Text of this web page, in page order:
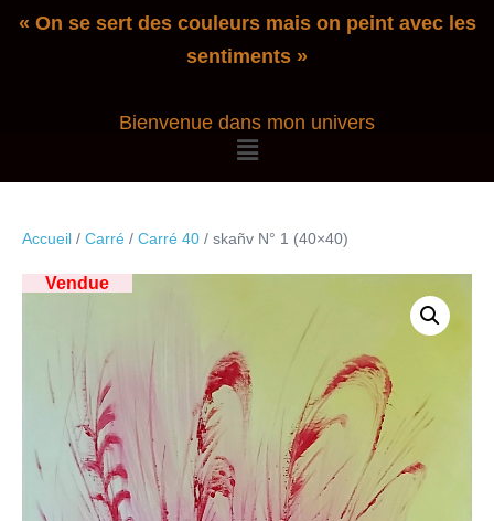
« On se sert des couleurs mais on peint avec les
sentiments »
Bienvenue dans mon univers
Accueil / Carré / Carré 40 / skañv N° 1 (40×40)
Vendue